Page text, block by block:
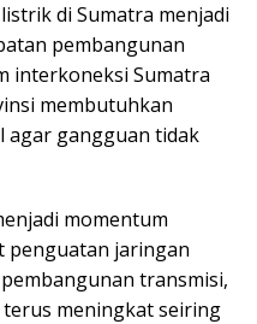
di Sumatra menjadi
pembangunan
interkoneksi Sumatra
membutuhkan
agar gangguan tidak
momentum
penguatan jaringan
transmisi,
meningkat seiring